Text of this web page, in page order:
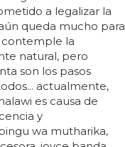
presidentes de
te miro a ti,
homosexualidad
olvídate del
quién es y quién
hablando,
ha dormido con
ha habido algún
bass asegura que